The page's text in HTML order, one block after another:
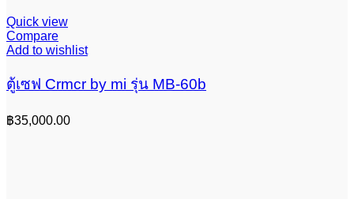
Quick view
Compare
Add to wishlist
ตู้เซฟ Crmcr by mi รุ่น MB-60b
฿35,000.00